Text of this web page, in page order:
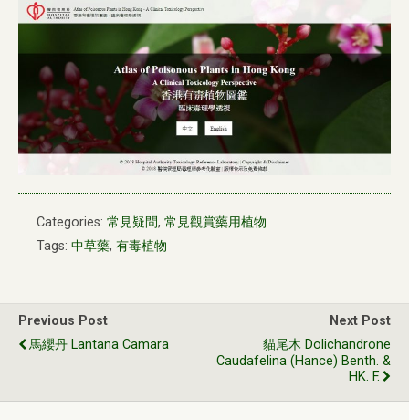
Categories: 常見疑問, 常見觀賞藥用植物
Tags: 中草藥, 有毒植物
Previous Post
馬纓丹 Lantana Camara
Next Post
貓尾木 Dolichandrone
Caudafelina (Hance) Benth. &
HK. F.